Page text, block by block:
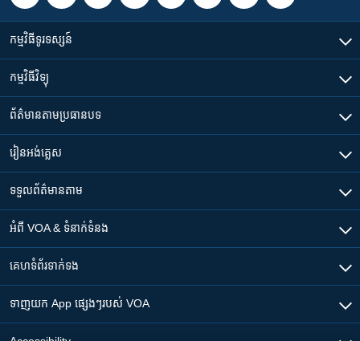
កម្មវិធី​ទូរទស្សន៍
កម្មវិធី​វិទ្យុ
ព័ត៌មាន​តាមប្រធានបទ​
រៀន​​អង់គ្លេស
ទទួល​ព័ត៌មាន​តាម
អំពី​ VOA & ទំនាក់ទំនង
គេហទំព័រ​​ទាក់ទង
ទាញយក​ App ផ្សេងៗ​របស់​ VOA